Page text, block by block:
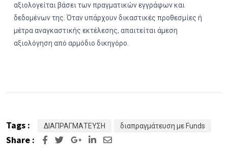
αξιολογείται βάσει των πραγματικών εγγράφων και
δεδομένων της. Όταν υπάρχουν δικαστικές προθεσμίες ή
μέτρα αναγκαστικής εκτέλεσης, απαιτείται άμεση
αξιολόγηση από αρμόδιο δικηγόρο.
Tags : ΔΙΑΠΡΑΓΜΑΤΕΥΣΗ διαπραγμάτευση με Funds
Share : Google+LinkedIn
Share